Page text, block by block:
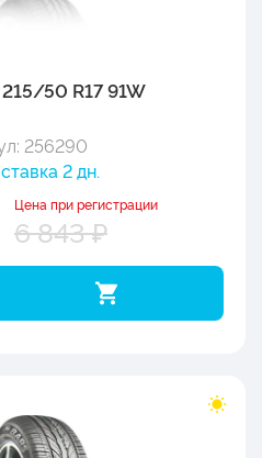
50 R17 91W
256290
2 дн.
Цена при регистрации
6 843 ₽